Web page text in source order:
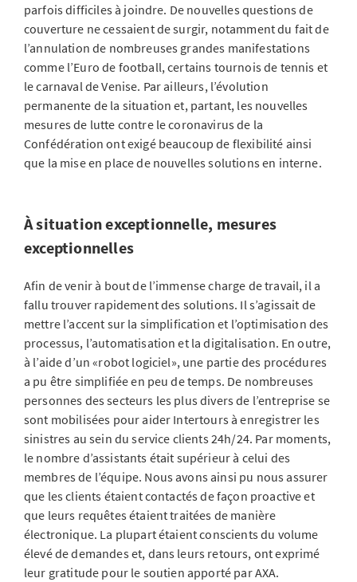
parfois difficiles à joindre. De nouvelles questions de
couverture ne cessaient de surgir, notamment du fait de
l’annulation de nombreuses grandes manifestations
comme l’Euro de football, certains tournois de tennis et
le carnaval de Venise. Par ailleurs, l’évolution
permanente de la situation et, partant, les nouvelles
mesures de lutte contre le coronavirus de la
Confédération ont exigé beaucoup de flexibilité ainsi
que la mise en place de nouvelles solutions en interne.
À situation exceptionnelle, mesures
exceptionnelles
Afin de venir à bout de l’immense charge de travail, il a
fallu trouver rapidement des solutions. Il s’agissait de
mettre l’accent sur la simplification et l’optimisation des
processus, l’automatisation et la digitalisation. En outre,
à l’aide d’un «robot logiciel», une partie des procédures
a pu être simplifiée en peu de temps. De nombreuses
personnes des secteurs les plus divers de l’entreprise se
sont mobilisées pour aider Intertours à enregistrer les
sinistres au sein du service clients 24h/24. Par moments,
le nombre d’assistants était supérieur à celui des
membres de l’équipe. Nous avons ainsi pu nous assurer
que les clients étaient contactés de façon proactive et
que leurs requêtes étaient traitées de manière
électronique. La plupart étaient conscients du volume
élevé de demandes et, dans leurs retours, ont exprimé
leur gratitude pour le soutien apporté par AXA.